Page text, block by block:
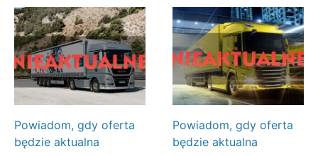
Powiadom, gdy oferta
będzie aktualna
Powiadom, gdy oferta
będzie aktualna